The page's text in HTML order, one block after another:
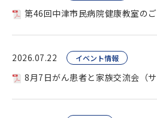
第46回中津市民病院健康教室の
2026.07.22 イベント情報
8月7日がん患者と家族交流会（